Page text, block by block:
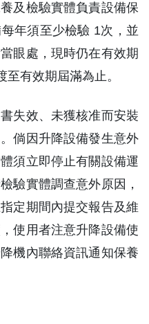
及檢驗實體負責設備保
年須至少檢驗 1次，並
眼處，現時仍在有效期
至有效期屆滿為止。
失效、未獲核准而安裝
倘因升降設備發生意外
須立即停止有關設備運
驗實體調查意外原因，
定期間內提交報告及維
使用者注意升降設備使
機內聯絡資訊通知保養